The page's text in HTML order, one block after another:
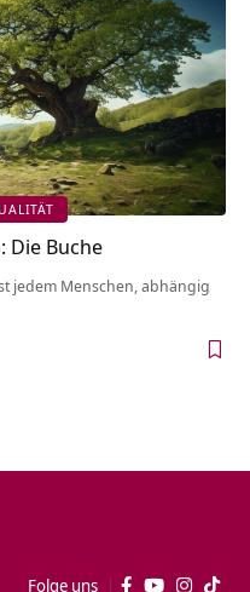
Die Buche
jedem Menschen, abhängig
Folge uns